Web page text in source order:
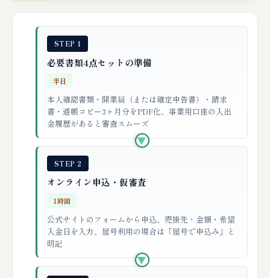
STEP 1
必要書類4点セットの準備
半日
本人確認書類・開業届（または確定申告書）・請求
書・通帳コピー3ヶ月分をPDF化、事業用口座の入出
金履歴があると審査スムーズ
▶
STEP 2
オンライン申込・仮審査
1時間
公式サイトのフォームから申込、売掛先・金額・希望
入金日を入力、屋号利用の場合は「屋号で申込み」と
明記
▶